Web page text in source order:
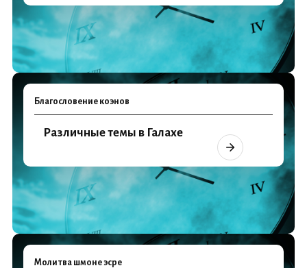
Благословение коэнов
Различные темы в Галахе
Молитва шмоне эсре